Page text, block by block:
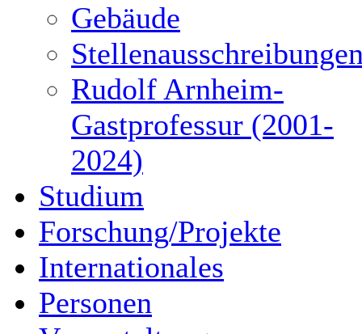
Gebäude
Rudolf Arnheim-
Gastprofessur (2001-
2024)
Studium
Forschung/Projekte
Internationales
Personen